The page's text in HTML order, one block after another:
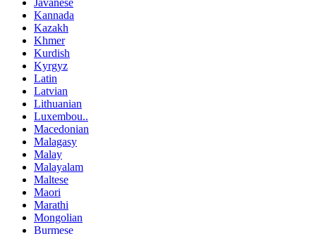
Javanese
Kannada
Kazakh
Khmer
Kurdish
Kyrgyz
Latin
Latvian
Lithuanian
Luxembou..
Macedonian
Malagasy
Malay
Malayalam
Maltese
Maori
Marathi
Mongolian
Burmese